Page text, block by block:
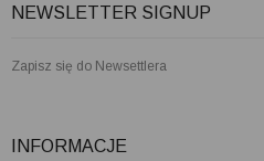
NEWSLETTER SIGNUP
Zapisz się do Newsettlera
INFORMACJE